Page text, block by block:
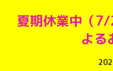
夏期休業中（
よる